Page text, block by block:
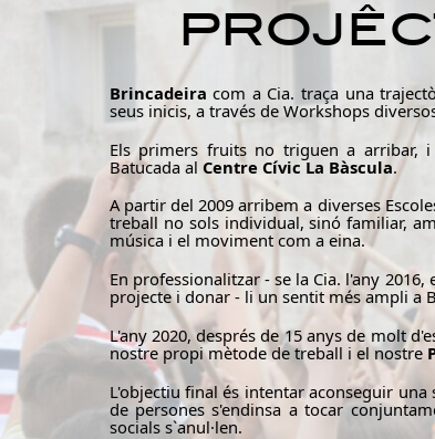
Brincadeira com a Cia. traça una
seus inicis, a través de Workshops
Els primers fruits no triguen a arribar,
Batucada al Centre Cívic La Bàscula.
A partir del 2009 arribem a diverses
treball no sols individual, sinó familiar,
música i el moviment com a eina.
En professionalitzar - se la Cia. l'any 2016,
projecte i donar - li un sentit més ampli a
L'any 2020, després de 15 anys de molt
nostre propi mètode de treball i el nostre
L'objectiu final és intentar aconseguir una
de persones s'endinsa a tocar
socials s`anul·len.